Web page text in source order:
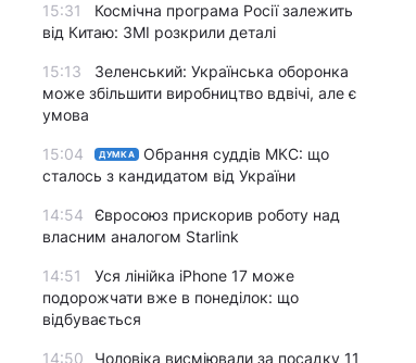
15:31
Космічна програма Росії залежить
від Китаю: ЗМІ розкрили деталі
15:13
Зеленський: Українська оборонка
може збільшити виробництво вдвічі, але є
умова
15:04 ДУМКА
Обрання суддів МКС: що
сталось з кандидатом від України
14:54
Євросоюз прискорив роботу над
власним аналогом Starlink
14:51
Уся лінійка iPhone 17 може
подорожчати вже в понеділок: що
відбувається
14:50 Чоловіка висміювали за посадку 11